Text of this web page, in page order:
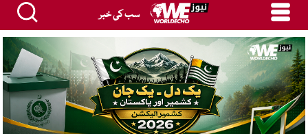
سب کی خبر